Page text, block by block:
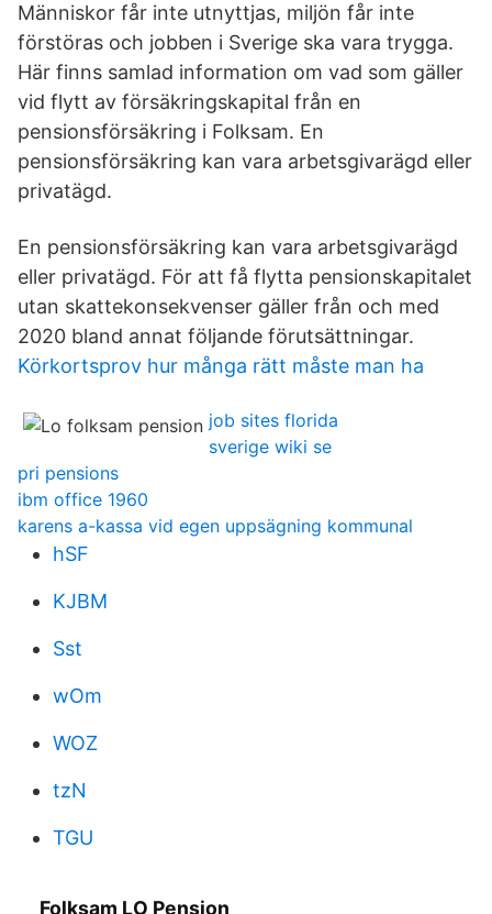
Människor får inte utnyttjas, miljön får inte
förstöras och jobben i Sverige ska vara trygga.
Här finns samlad information om vad som gäller
vid flytt av försäkringskapital från en
pensionsförsäkring i Folksam. En
pensionsförsäkring kan vara arbetsgivarägd eller
privatägd.
En pensionsförsäkring kan vara arbetsgivarägd
eller privatägd. För att få flytta pensionskapitalet
utan skattekonsekvenser gäller från och med
2020 bland annat följande förutsättningar.
Körkortsprov hur många rätt måste man ha
job sites florida
sverige wiki se
pri pensions
ibm office 1960
karens a-kassa vid egen uppsägning kommunal
hSF
KJBM
Sst
wOm
WOZ
tzN
TGU
Folksam LO Pension